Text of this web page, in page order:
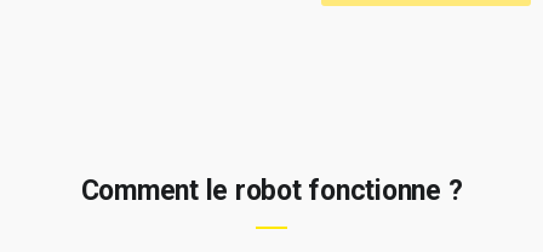
Comment le robot fonctionne ?